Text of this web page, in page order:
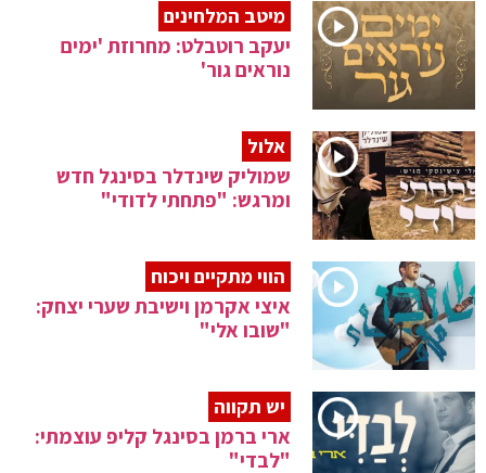
מיטב המלחינים
יעקב רוטבלט: מחרוזת 'ימים
נוראים גור'
אלול
שמוליק שינדלר בסינגל חדש
ומרגש: "פתחתי לדודי"
הווי מתקיים ויכוח
איצי אקרמן וישיבת שערי יצחק:
"שובו אלי"
יש תקווה
ארי ברמן בסינגל קליפ עוצמתי:
"לבדי"